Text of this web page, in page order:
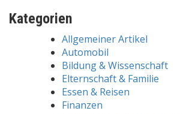
Kategorien
Allgemeiner Artikel
Automobil
Bildung & Wissenschaft
Elternschaft & Familie
Essen & Reisen
Finanzen